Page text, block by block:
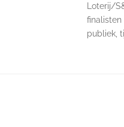
Loterij/
publiek,